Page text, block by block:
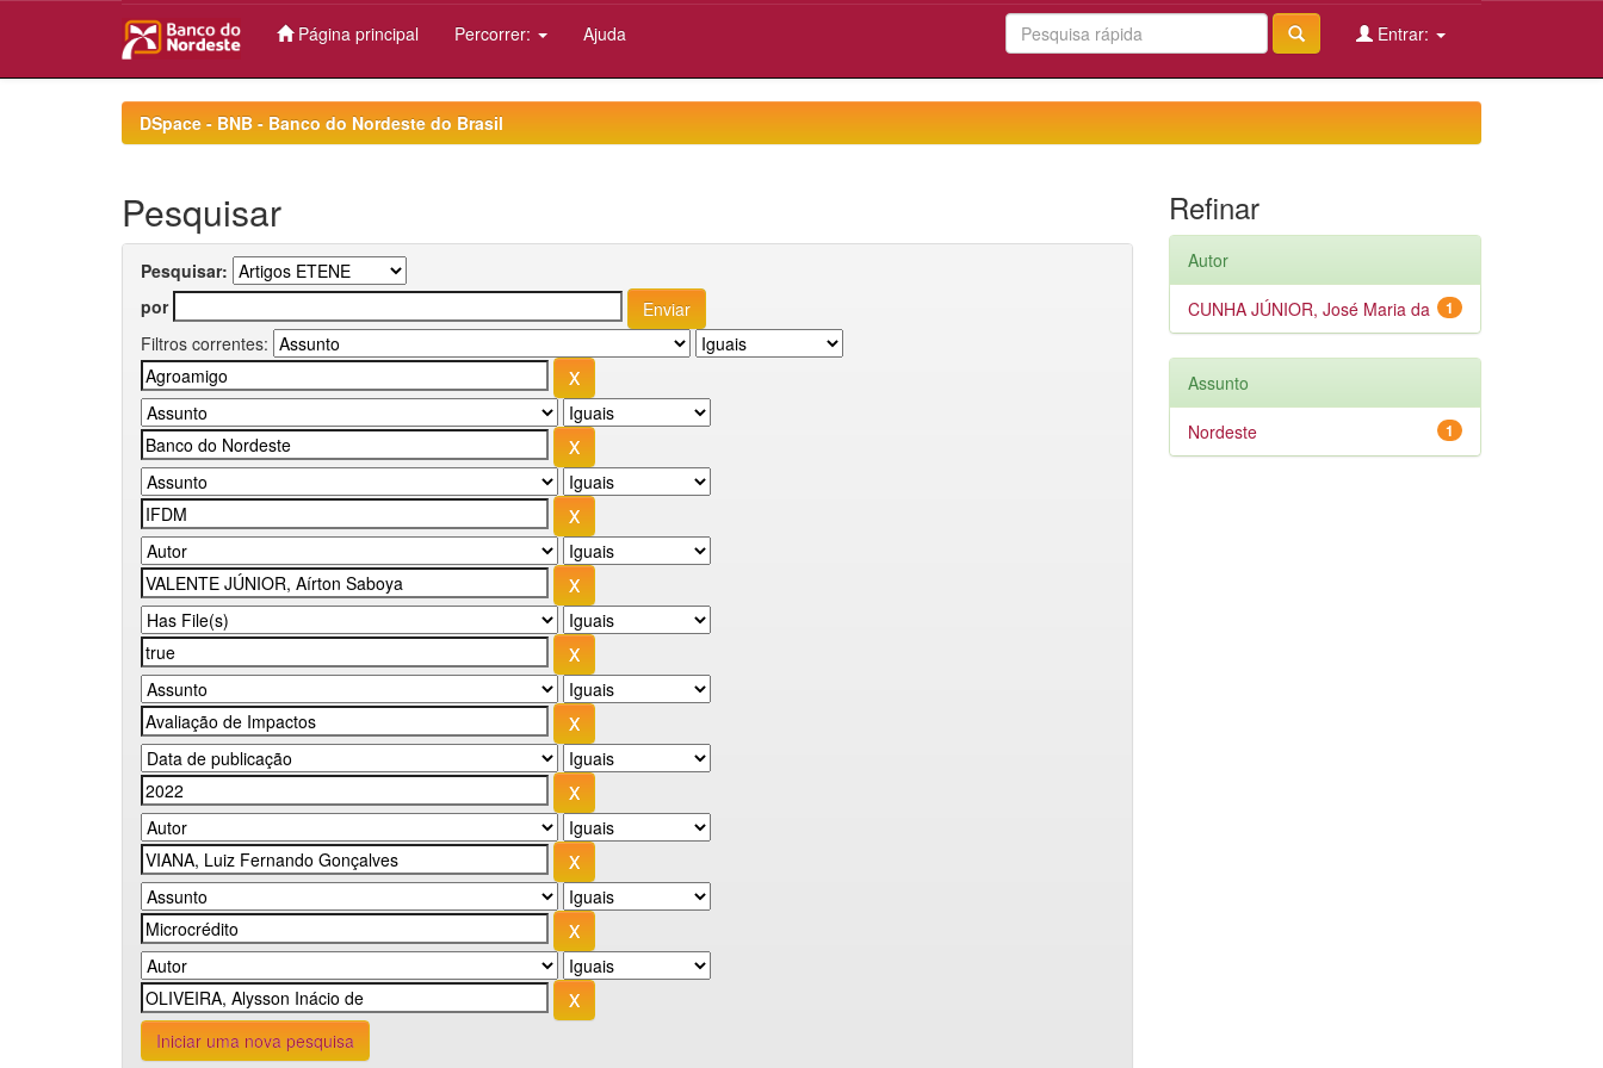
Página principal Percorrer: Ajuda Entrar:
DSpace - BNB - Banco do Nordeste do Brasil
Pesquisar
Pesquisar:
por
Filtros correntes:
Iniciar uma nova pesquisa
Refinar
Autor
1
CUNHA JÚNIOR, José Maria da
Assunto
1
Nordeste